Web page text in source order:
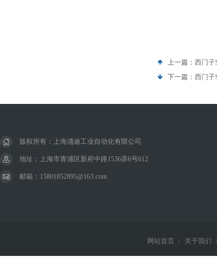
上一篇： 西门子
下一篇： 西门子
版权所有：上海涌迪工业自动化有限公司
地址：上海市青浦区新府中路1536弄6号612
邮箱：15801852895@163.com
网站首页 关于我们